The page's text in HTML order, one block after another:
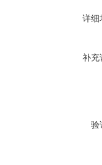
详细
补充
验